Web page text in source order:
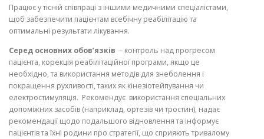
Працює у тісній співпраці з іншими медичними спеціалістами,
щоб забезпечити пацієнтам всебічну реабілітацію та
оптимальні результати лікування.
Серед основних обов’язків – контроль над прогресом
пацієнта, корекція реабілітаційної програми, якщо це
необхідно, та використання методів для знеболення і
покращення рухливості, таких як кінезіотейпування чи
електростимуляція. Рекомендує використання спеціальних
допоміжних засобів (наприклад, ортезів чи тростин), надає
рекомендації щодо подальшого відновлення та інформує
пацієнтів та їхні родини про стратегії, що сприяють тривалому